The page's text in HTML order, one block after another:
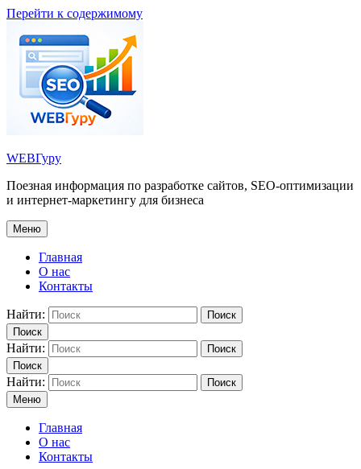
Перейти к содержимому
WEBГуру
Поезная информация по разработке сайтов, SEO-оптимизации
и интернет-маркетингу для бизнеса
Меню
Главная
О нас
Контакты
Найти:
Поиск
Поиск
Найти:
Поиск
Поиск
Найти:
Поиск
Меню
Главная
О нас
Контакты